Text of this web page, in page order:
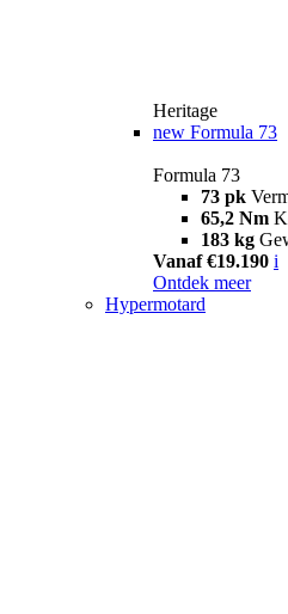
Heritage
new Formula 73
Formula 73
73 pk
65,2 Nm
183 kg
Vanaf €19.190 i
Ontdek meer
Hypermotard